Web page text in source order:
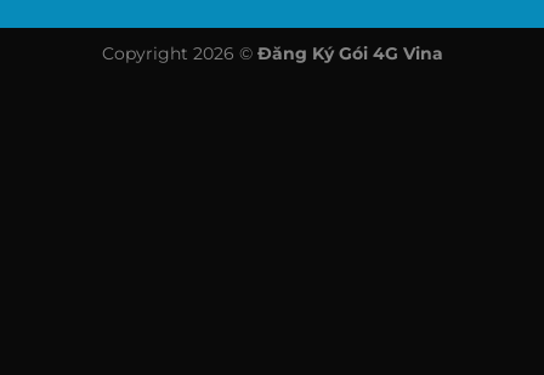
Copyright 2026 © Đăng Ký Gói 4G Vina